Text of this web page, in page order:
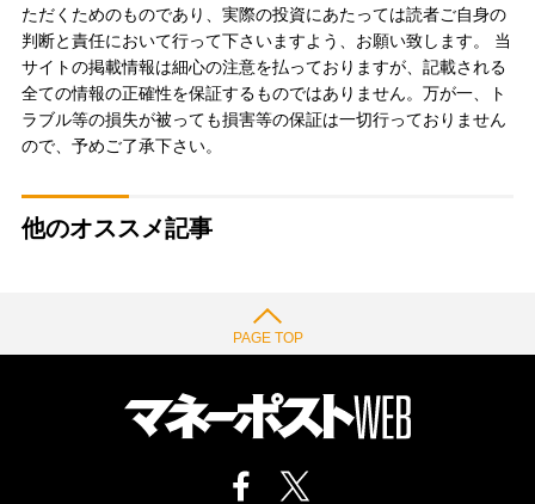
ただくためのものであり、実際の投資にあたっては読者ご自身の
判断と責任において行って下さいますよう、お願い致します。 当
サイトの掲載情報は細心の注意を払っておりますが、記載される
全ての情報の正確性を保証するものではありません。万が一、ト
ラブル等の損失が被っても損害等の保証は一切行っておりません
ので、予めご了承下さい。
他のオススメ記事
PAGE TOP